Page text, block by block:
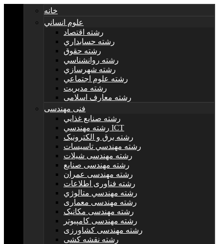
خانه
علوم انساني
رشته اقتصاد
رشته حسابداري
رشته حقوق
رشته روانشناسي
رشته شهرسازي
رشته علوم اجتماعي
رشته مديريت
رشته معارف اسلامی
فنی مهندسی
رشته صنايع غذايي
رشته مهندسي ICT
رشته برق و الکترونيک
رشته مهندسي تاسيسات
رشته مهندسی شیلات
رشته مهندسی صنایع
رشته مهندسی عمران
رشته فناوری اطلاعات
رشته مهندسي متالوژي
رشته مهندسی معماری
رشته مهندسی مکانیک
رشته مهندسی کامپیوتر
رشته مهندسی کشاورزی
رشته نقشه کشی